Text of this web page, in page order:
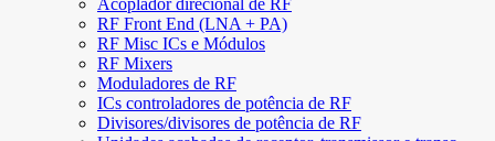
Acoplador direcional de RF
RF Front End (LNA + PA)
RF Misc ICs e Módulos
RF Mixers
Moduladores de RF
ICs controladores de potência de RF
Divisores/divisores de potência de RF